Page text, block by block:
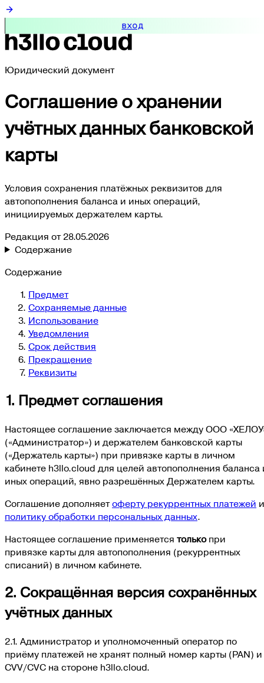
вход
Юридический документ
Соглашение о хранении
учётных данных банковской
карты
Условия сохранения платёжных реквизитов для
автопополнения баланса и иных операций,
инициируемых держателем карты.
Редакция от28.05.2026
Содержание
Содержание
Предмет
Сохраняемые данные
Использование
Уведомления
Срок действия
Прекращение
Реквизиты
1. Предмет соглашения
Настоящее соглашение заключается междуООО
(«Администратор») и держателем банковской карты
(«Держатель карты») при привязке карты в личном
кабинете h3llo.cloud для целей автопополнения баланса
иных операций, явно разрешённых Держателем карты.
Соглашение дополняетоферту рекуррентных платежей и
политику обработки персональных данных.
Настоящее соглашение применяется толькопри
привязке карты для автопополнения (рекуррентных
списаний) в личном кабинете.
2. Сокращённая версия сохранённых
учётных данных
2.1. Администратор и уполномоченный оператор по
приёму платежей не хранят полный номер карты (PAN) и
CVV/CVC на стороне h3llo.cloud.